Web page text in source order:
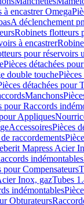
à encastrer Omega
A déclenchement
Robinets flotteurs
à encastrer
pour réservoirs
Pièces détachées
double touche
détachées pour
Manchons
pour Raccords
Appliques
AccessoiresPièces
raccordements
Mapress Acier
indémontables
pour Compensateurs
Inox, gazTubes
indémontables
Obturateurs